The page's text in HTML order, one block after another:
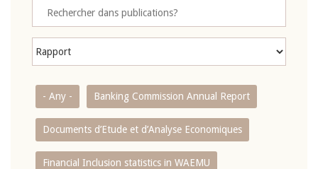
- Any - Banking Commission Annual Report
Documents d’Etude et d’Analyse Economiques
Financial Inclusion statistics in WAEMU